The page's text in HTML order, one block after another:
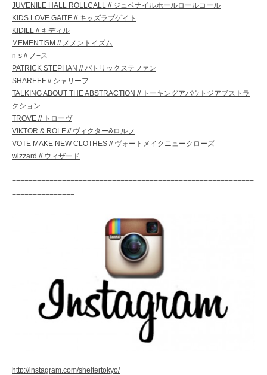
JUVENILE HALL ROLLCALL // ジュベナイルホールロールコール
KIDS LOVE GAITE // キッズラブゲイト
KIDILL // キディル
MEMENTISM // メメントイズム
n-s // ノ−ス
PATRICK STEPHAN // パトリックステファン
SHAREEF // シャリーフ
TALKING ABOUT THE ABSTRACTION // トーキングアバウトジアブストラ
クション
TROVE // トローヴ
VIKTOR & ROLF // ヴィクター&ロルフ
VOTE MAKE NEW CLOTHES // ヴォートメイクニュークローズ
wizzard // ウィザード
==========================================================
===============
http://instagram.com/sheltertokyo/